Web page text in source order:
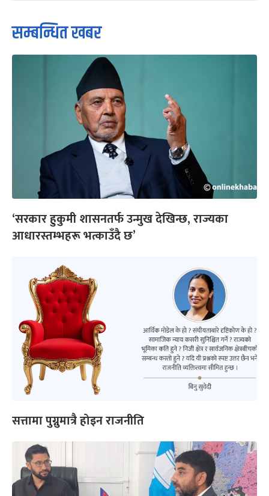
सम्बन्धित खबर
‘सरकार हुकुमी शासनतर्फ उन्मुख देखिन्छ, राज्यका
आधारस्तम्भहरू भत्काउँदै छ’
सत्तामा पुग्नुमात्रै होइन राजनीति